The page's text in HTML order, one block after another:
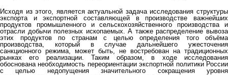
Исходя из этого, является актуальной задача исследования структуры
экспорта и экспортной составляющей в производстве важнейших
продуктов промышленного и сельскохозяйственного производства и
отрасли добычи полезных ископаемых. А также распределение вывоза
этих продуктов по странам с целью определения того объёма
производства, который в случае дальнейшего ужесточения
санкционного режима, может быть, не востребован на традиционных
рынках его реализации. Таким образом, в ходе исследования
обоснована необходимость переориентации экспортной политики России
с целью недопущения значительного сокращения уровня